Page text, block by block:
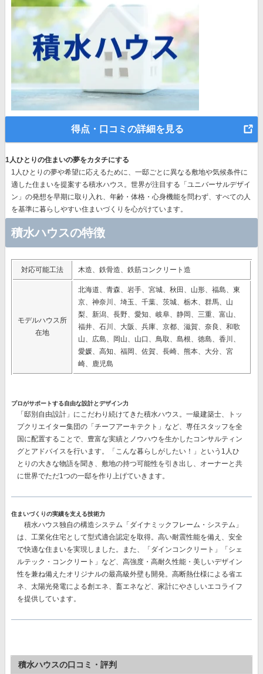
得点・口コミの詳細を見る
1人ひとりの住まいの夢をカタチにする
1人ひとりの夢や希望に応えるために、一邸ごとに異なる敷地や気候条件に
適した住まいを提案する積水ハウス。世界が注目する 「ユニバーサルデザイ
ン」の発想を早期に取り入れ、年齢・体格・心身機能を問わず、すべての人
を基準に暮らしやすい住まいづくりを心がけています。
積水ハウスの特徴
対応可能工法 木造、鉄骨造、鉄筋コンクリート造
モデルハウス所
在地
北海道、青森、岩手、宮城、秋田、山形、福島、東
京、神奈川、埼玉、千葉、茨城、栃木、群馬、山
梨、新潟、長野、愛知、岐阜、静岡、三重、富山、
福井、石川、大阪、兵庫、京都、滋賀、奈良、和歌
山、広島、岡山、山口、鳥取、島根、徳島、香川、
愛媛、高知、福岡、佐賀、長崎、熊本、大分、宮
崎、鹿児島
プロがサポートする自由な設計とデザイン力
「邸別自由設計」 にこだわり続けてきた積水ハウス。一級建築士、トッ
プクリエイター集団の 「チーフアーキテクト」 など、専任スタッフを全
国に配置することで、豊富な実績とノウハウを生かしたコンサルティン
グとアドバイスを行います。「こんな暮らしがしたい！」という1人ひ
とりの大きな物語を聞き、敷地の持つ可能性を引き出し、オーナーと共
に世界でただ1つの一邸を作り上げていきます。
住まいづくりの実績を支える技術力
積水ハウス独自の構造システム 「ダイナミックフレーム・システム」
は、工業化住宅として型式適合認定を取得。高い耐震性能を備え、安全
で快適な住まいを実現しました。また、
「ダインコンクリート」「シェ
ルテック・コンクリート」 など、高強度・高耐久性能・美しいデザイン
性を兼ね備えたオリジナルの最高級外壁も開発。高断熱仕様による省エ
ネ、太陽光発電による創エネ、畜エネなど、家計にやさしいエコライフ
を提供しています。
積水ハウスの口コミ・評判